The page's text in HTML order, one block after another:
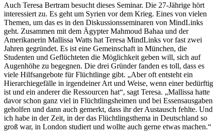
Auch Teresa Bertram besucht dieses Seminar. Die 27-Jährige hört
interessiert zu. Es geht um Syrien vor dem Krieg. Eines von vielen
Themen, um das es in den Diskussionsseminaren von MindLinks
geht. Zusammen mit dem Ägypter Mahmoud Bahaa und der
Amerikanerin Mallissa Watts hat Teresa MindLinks vor fast zwei
Jahren gegründet. Es ist eine Gemeinschaft in München, die
Studenten und Geflüchteten die Möglichkeit geben will, sich auf
Augenhöhe zu begegnen. Die drei Gründer fanden es toll, dass es
viele Hilfsangebote für Flüchtlinge gibt. „Aber oft entsteht ein
Hierarchiegefälle in irgendeiner Art und Weise, wenn einer bedürftig
ist und ein anderer die Ressourcen hat“, sagt Teresa. „Mallissa hatte
davor schon ganz viel in Flüchtlingsheimen und bei Essensausgaben
geholfen und dann auch gemerkt, dass ihr der Austausch fehlte. Und
ich habe in der Zeit, in der das Flüchtlingsthema in Deutschland so
groß war, in London studiert und wollte auch gerne etwas machen.“